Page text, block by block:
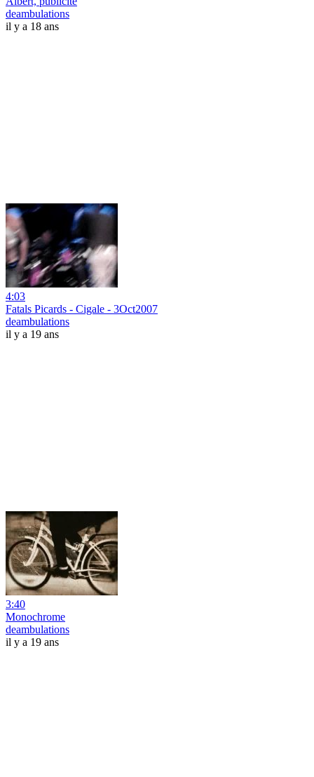
deambulations
il y a 18 ans
4:03
Fatals Picards - Cigale - 3Oct2007
deambulations
il y a 19 ans
3:40
Monochrome
deambulations
il y a 19 ans